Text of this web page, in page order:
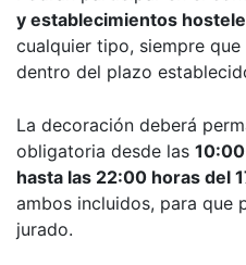
y establecimientos
cualquier tipo, siempre
dentro del plazo
La decoración deberá
obligatoria desde las
hasta las 22:00 horas del
ambos incluidos, para que
jurado.